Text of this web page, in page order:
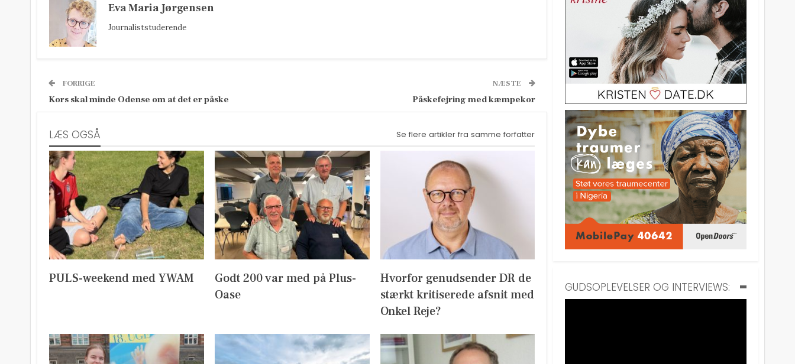
Eva Maria Jørgensen
Journaliststuderende
FORRIGE
Kors skal minde Odense om at det er påske
NÆSTE
Påskefejring med kæmpekor
LÆS OGSÅ Se flere artikler fra samme forfatter
PULS-weekend med YWAM
Godt 200 var med på Plus-
Oase
Hvorfor genudsender DR de
stærkt kritiserede afsnit med
Onkel Reje?
GUDSOPLEVELSER OG INTERVIEWS: